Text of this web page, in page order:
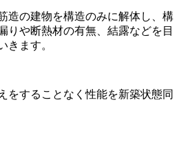
造の建物を構造のみに解体し、構
りや断熱材の有無、結露などを目
きます。
をすることなく性能を新築状態同